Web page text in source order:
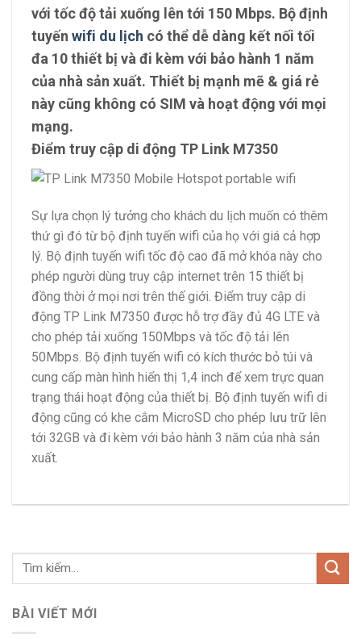
với tốc độ tải xuống lên tới 150 Mbps. Bộ định
tuyến wifi du lịch có thể dễ dàng kết nối tối
đa 10 thiết bị và đi kèm với bảo hành 1 năm
của nhà sản xuất. Thiết bị mạnh mẽ & giá rẻ
này cũng không có SIM và hoạt động với mọi
mạng.
Điểm truy cập di động TP Link M7350
Sự lựa chọn lý tưởng cho khách du lịch muốn có thêm
thứ gì đó từ bộ định tuyến wifi của họ với giá cả hợp
lý. Bộ định tuyến wifi tốc độ cao đã mở khóa này cho
phép người dùng truy cập internet trên 15 thiết bị
đồng thời ở mọi nơi trên thế giới. Điểm truy cập di
động TP Link M7350 được hỗ trợ đầy đủ 4G LTE và
cho phép tải xuống 150Mbps và tốc độ tải lên
50Mbps. Bộ định tuyến wifi có kích thước bỏ túi và
cung cấp màn hình hiển thị 1,4 inch để xem trực quan
trạng thái hoạt động của thiết bị. Bộ định tuyến wifi di
động cũng có khe cắm MicroSD cho phép lưu trữ lên
tới 32GB và đi kèm với bảo hành 3 năm của nhà sản
xuất.
BÀI VIẾT MỚI